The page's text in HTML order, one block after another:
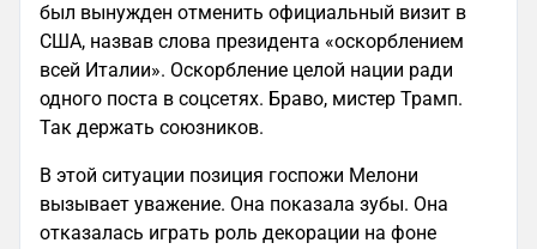
был вынужден отменить официальный визит в
США, назвав слова президента «оскорблением
всей Италии». Оскорбление целой нации ради
одного поста в соцсетях. Браво, мистер Трамп.
Так держать союзников.
В этой ситуации позиция госпожи Мелони
вызывает уважение. Она показала зубы. Она
отказалась играть роль декорации на фоне